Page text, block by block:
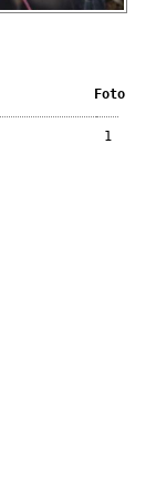
Foto
1